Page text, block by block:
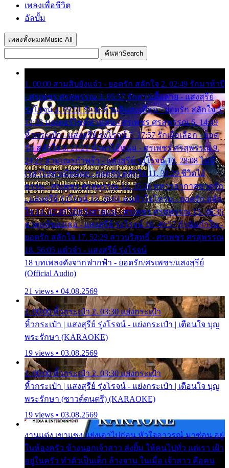
เพลงเพื่อชีวิต
อัลบั้ม
เพลงทั้งหมด Music All
ค้นหาSearch
1. 00:00 สามสิบยังแจ๋ว - ยอดรัก สลักใจ 2. 02:49 รักมาห้าปี
- ศรเพชร ศรสุพรรณ 3. 05:57 รักสาวเสื้อลาย - แสงสุรีย์
รุ่งโรจน์ 4. 09:51 รักสะท้านดินสะเทือน - ยอดรัก สลักใจ 5.
12:23 มอเตอร์ไซค์ทำหล่น - ศรเพชร ศรสุพรรณ 6. 14:49
หิ้วกระเป๋า - แสงสุรีย์ รุ่งโรจน์ 7. 17:57 รักเผื่อเลือก - ยอด
รัก สลักใจ 8. 21:21 น้ำตาไอ้หนุ่ม - ศรเพชร ศรสุพรรณ 9.
24:27 สามเณรกำพร้า - แสงสุรีย์ รุ่งโรจน์ 10. 28:08 ไม่มี
เวลาไปหาเมียน้อย - ยอดรัก สลักใจ 11. 31:29 ชีวิตไอ้
ธรรม - ศรเพชร ศรสุพรรณ 12. 35:26 ทหารอากาศขาดรัก
- แสงสุรีย์ รุ่งโรจน์ 13. 39:01 คนหัวใจโทรม - ยอดรัก สลัก
ใจ 14. 42:49 ไอ้หวังตายแน่ - ศรเพชร ศรสุพรรณ 15. 46:35
ธาตุแท้ของเธอ - แสงสุรีย์ รุ่งโรจน์ 16. 49:57 กำนันกำใน -
ยอดรัก สลักใจ 17. 52:29 สาวบริสุทธิ์ - ศรเพชร ศรสุพรรณ
18. 56:05 แต๋วจ๋า - แสงสุรีย์ รุ่งโรจน์
18 บทเพลงดังจากฟากฟ้า - ยอดรัก/ศรเพชร/แสงสุรีย์
(Official Audio)
21 views • 04.08.2569
1. 00:00 หิ้วกระเป๋า 2. 03:30 แย่งกระเป๋า
หิ้วกระเป๋า | แสงสุรีย์ รุ่งโรจน์ - แย่งกระเป๋า | เตือนใจ บุญ
พระรักษา (KARAOKE)
19 views • 03.08.2569
1. 00:00 หิ้วกระเป๋า 2. 03:30 แย่งกระเป๋า
หิ้วกระเป๋า | แสงสุรีย์ รุ่งโรจน์ - แย่งกระเป๋า | เตือนใจ บุญ
พระรักษา (ซาวด์ดนตรี) (KARAOKE)
19 views • 03.08.2569
งานแต่ง เขาแซง แย่งเอาไปก่อน หัวใจอาวรณ์ มาซ่อน อยู่
ในห้องครัว ข้างนอกเจ้าสาว ส่งยิ้ม ให้คนไปทั่ว แต่เรา เฝ้า
อยู่ในครัว ทำตัวเป็นเด็ก ล้างจาน ในเมื่อ เจ้าสาว คือคน